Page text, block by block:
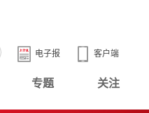
客户端
电子报
专题 关注